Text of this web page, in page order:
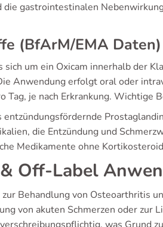
gastrointestinalen
(BfArM/EMA Daten)
sich um ein Oxicam innerhalb der
Anwendung erfolgt oral oder
Tag, je nach Erkrankung. Wichtige
entzündungsfördernde
die Entzündung und
Medikamente ohne
Off-Label
zur Behandlung von Osteoarthritis
von akuten Schmerzen oder zur